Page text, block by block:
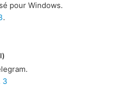
pour Windows.
.
3